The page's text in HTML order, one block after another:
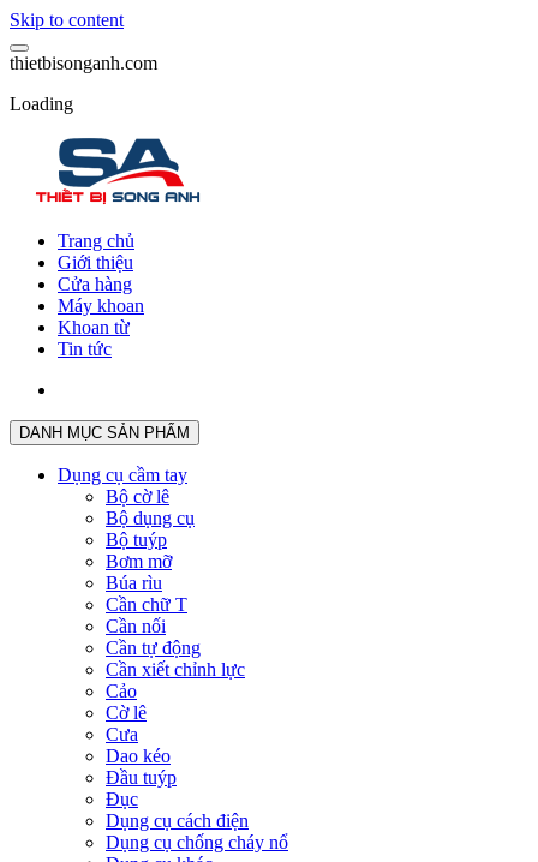
Skip to content
thietbisonganh.com
Loading
Trang chủ
Giới thiệu
Cửa hàng
Máy khoan
Khoan từ
Tin tức
DANH MỤC SẢN PHẨM
Dụng cụ cầm tay
Bộ cờ lê
Bộ dụng cụ
Bộ tuýp
Bơm mỡ
Búa rìu
Cần chữ T
Cần nối
Cần tự động
Cần xiết chỉnh lực
Cảo
Cờ lê
Cưa
Dao kéo
Đầu tuýp
Đục
Dụng cụ cách điện
Dụng cụ chống cháy nổ